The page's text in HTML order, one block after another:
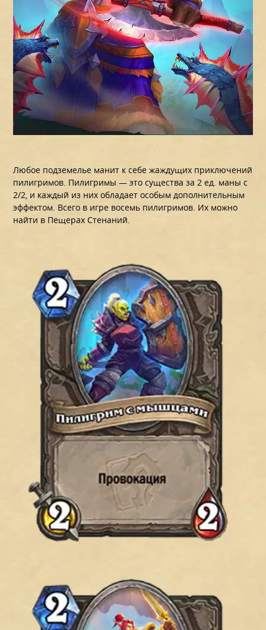
Любое подземелье манит к себе жаждущих приключений
пилигримов. Пилигримы — это существа за 2 ед. маны с
2/2, и каждый из них обладает особым дополнительным
эффектом. Всего в игре восемь пилигримов. Их можно
найти в Пещерах Стенаний.